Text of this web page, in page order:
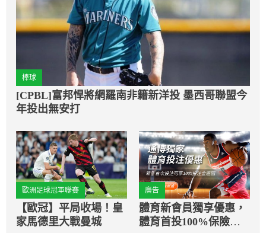
棒球
[CPBL]富邦悍將網羅南非籍新洋投 墨西哥聯盟今
年投出無安打
歐洲足球冠軍聯賽
【歐冠】平局收場！皇
家馬德里大戰曼城
廣告
體育新會員獨享優惠，
體育首投100%保險返